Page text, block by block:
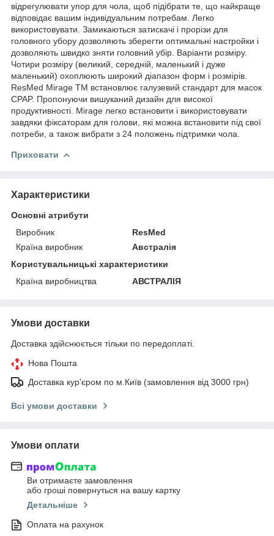
відрегулювати упор для чола, щоб підібрати те, що найкраще
відповідає вашим індивідуальним потребам. Легко
використовувати. Замикаються затискачі і прорізи для
головного убору дозволяють зберегти оптимальні настройки і
дозволяють швидко зняти головний убір. Варіанти розміру.
Чотири розміру (великий, середній, маленький і дуже
маленький) охоплюють широкий діапазон форм і розмірів.
ResMed Mirage TM встановлює галузевий стандарт для масок
CPAP. Пропонуючи вишуканий дизайн для високої
продуктивності. Mirage легко встановити і використовувати
завдяки фіксаторам для голови, які можна встановити під свої
потреби, а також вибрати з 24 положень підтримки чола.
Приховати
Характеристики
Основні атрибути
Виробник
ResMed
Країна виробник
Австралія
Користувальницькі характеристики
Країна виробництва
АВСТРАЛІЯ
Умови доставки
Доставка здійснюється тільки по передоплаті.
Нова Пошта
Доставка кур'єром по м.Київ (замовлення від 3000 грн)
Всі умови доставки
Умови оплати
Ви отримаєте замовлення
або гроші повернуться на вашу картку
Детальніше
Оплата на рахунок